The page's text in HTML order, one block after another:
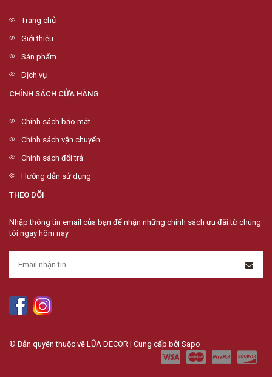
Trang chủ
Giới thiệu
Sản phẩm
Dịch vụ
CHÍNH SÁCH CỬA HÀNG
Chính sách bảo mật
Chính sách vận chuyển
Chính sách đổi trả
Hướng dẫn sử dụng
THEO DÕI
Nhập thông tin email của bạn để nhận những chính sách ưu đãi từ chúng
tôi ngay hôm nay
© Bản quyền thuộc về LŨA DECOR | Cung cấp bởi Sapo